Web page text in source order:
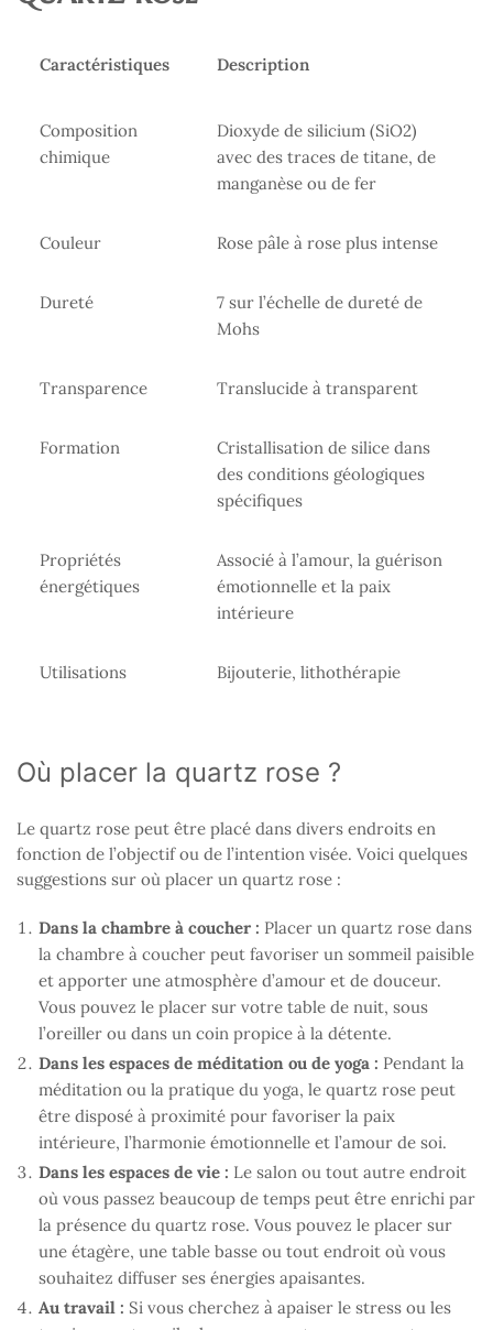
Caractéristiques Description
Composition
chimique
Dioxyde de silicium (SiO2)
avec des traces de titane, de
manganèse ou de fer
Couleur Rose pâle à rose plus intense
Dureté
7 sur l’échelle de dureté de
Mohs
Transparence Translucide à transparent
Formation
Cristallisation de silice dans
des conditions géologiques
spécifiques
Propriétés
énergétiques
Associé à l’amour, la guérison
émotionnelle et la paix
intérieure
Utilisations Bijouterie, lithothérapie
Où placer la quartz rose ?
Le quartz rose peut être placé dans divers endroits en
fonction de l’objectif ou de l’intention visée. Voici quelques
suggestions sur où placer un quartz rose :
Dans la chambre à coucher : Placer un quartz rose dans
la chambre à coucher peut favoriser un sommeil paisible
et apporter une atmosphère d’amour et de douceur.
Vous pouvez le placer sur votre table de nuit, sous
l’oreiller ou dans un coin propice à la détente.
Dans les espaces de méditation ou de yoga : Pendant la
méditation ou la pratique du yoga, le quartz rose peut
être disposé à proximité pour favoriser la paix
intérieure, l’harmonie émotionnelle et l’amour de soi.
Dans les espaces de vie : Le salon ou tout autre endroit
où vous passez beaucoup de temps peut être enrichi par
la présence du quartz rose. Vous pouvez le placer sur
une étagère, une table basse ou tout endroit où vous
souhaitez diffuser ses énergies apaisantes.
Au travail : Si vous cherchez à apaiser le stress ou les